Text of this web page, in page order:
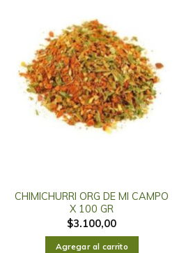
CHIMICHURRI ORG DE MI CAMPO
X 100 GR
$3.100,00
Agregar al carrito